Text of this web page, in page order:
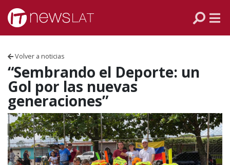
Skip to content
Volver a noticias
“Sembrando el Deporte: un
Gol por las nuevas
generaciones”
VENEZUELA
ECUADOR
PERÚ
CHILE